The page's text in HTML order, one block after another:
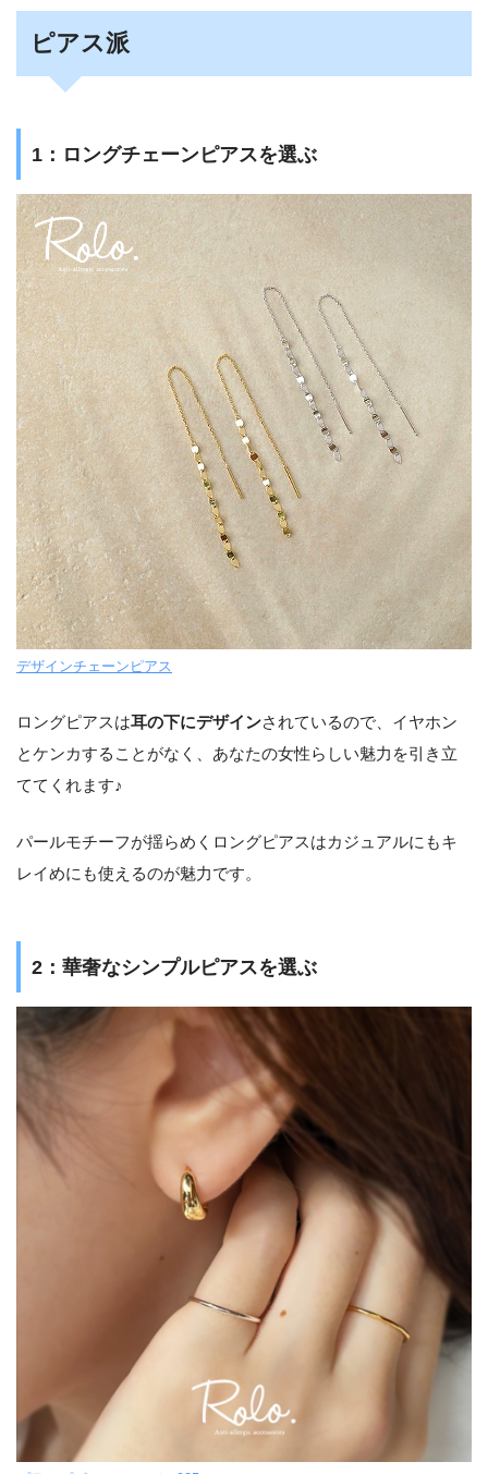
ピアス派
1：ロングチェーンピアスを選ぶ
デザインチェーンピアス
ロングピアスは耳の下にデザインされているので、イヤホン
とケンカすることがなく、あなたの女性らしい魅力を引き立
ててくれます♪
パールモチーフが揺らめくロングピアスはカジュアルにもキ
レイめにも使えるのが魅力です。
2：華奢なシンプルピアスを選ぶ